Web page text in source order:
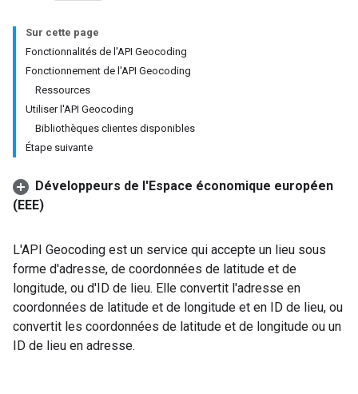
Sur cette page
Fonctionnalités de l'API Geocoding
Fonctionnement de l'API Geocoding
Ressources
Utiliser l'API Geocoding
Bibliothèques clientes disponibles
Étape suivante
Développeurs de l'Espace économique européen
(EEE)
L'API Geocoding est un service qui accepte un lieu sous
forme d'adresse, de coordonnées de latitude et de
longitude, ou d'ID de lieu. Elle convertit l'adresse en
coordonnées de latitude et de longitude et en ID de lieu, ou
convertit les coordonnées de latitude et de longitude ou un
ID de lieu en adresse.